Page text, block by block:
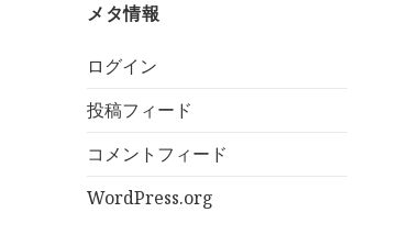
メタ情報
ログイン
投稿フィード
コメントフィード
WordPress.org